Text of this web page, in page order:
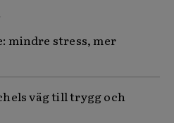
mindre stress, mer
väg till trygg och